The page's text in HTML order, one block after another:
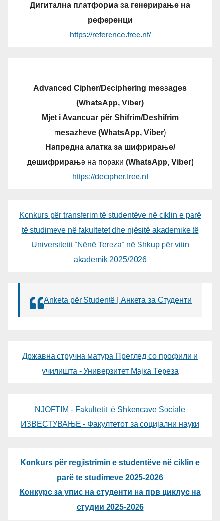
Дигитална платформа за генерирање на
референци
https://reference.free.nf/
Advanced Cipher/Deciphering messages
(WhatsApp, Viber)
Mjet i Avancuar për Shifrim/Deshifrim
mesazheve (WhatsApp, Viber)
Напредна алатка за шифрирање/
дешифрирањена пораки (WhatsApp, Viber)
https://decipher.free.nf
Konkurs për transferim të studentëve në ciklin e parë
të studimeve në fakultetet dhe njësitë akademike të
Universitetit “Nënë Tereza“ në Shkup për vitin
akademik 2025/2026
Anketa për Studentë | Анкета за Студенти
Државна стручна матура Преглед со профили и
училишта - Универзитет Мајка Тереза
NJOFTIM - Fakultetit të Shkencave Sociale
ИЗВЕСТУВАЊЕ - Факултетот за социјални науки
Konkurs për regjistrimin e studentëve në ciklin e
parë te studimeve 2025-2026
Конкурс за упис на студенти на прв циклус на
студии 2025-2026